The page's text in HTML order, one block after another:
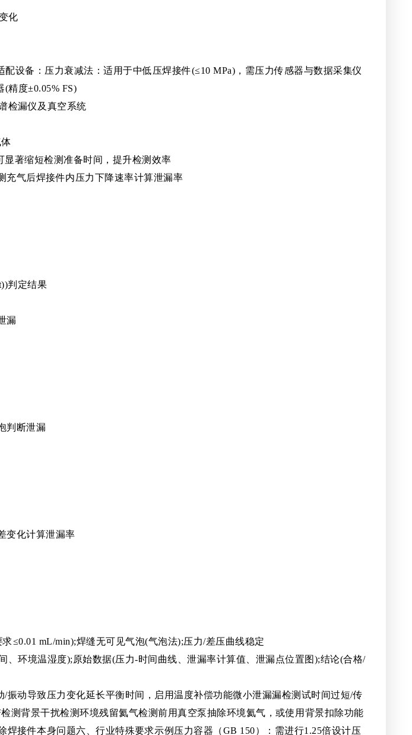
化
设备：压力衰减法：适用于中低压焊接件(≤10 MPa)，需压力传感器与数据采集仪
精度±0.05% FS)
检漏仪及真空系统
著缩短检测准备时间，提升检测效率
充气后焊接件内压力下降速率计算泄漏率
判定结果
漏
判断泄漏
变化计算泄漏率
≤0.01 mL/min);焊缝无可见气泡(气泡法);压力/差压曲线稳定
环境温湿度);原始数据(压力-时间曲线、泄漏率计算值、泄漏点位置图);结论(合格/
动导致压力变化延长平衡时间，启用温度补偿功能微小泄漏漏检测试时间过短/传
测背景干扰检测环境残留氦气检测前用真空泵抽除环境氦气，或使用背景扣除功能
接件本身问题六、行业特殊要求示例压力容器（GB 150）：需进行1.25倍设计压